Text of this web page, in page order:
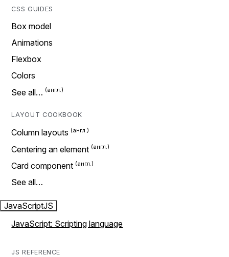
CSS GUIDES
Box model
Animations
Flexbox
Colors
See all…
LAYOUT COOKBOOK
Column layouts
Centering an element
Card component
See all…
JavaScriptJS
JavaScript: Scripting language
JS REFERENCE